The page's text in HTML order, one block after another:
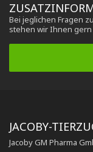
Bei jeglichen Fragen
stehen wir Ihnen
JACOBY-
Jacoby GM Pharma